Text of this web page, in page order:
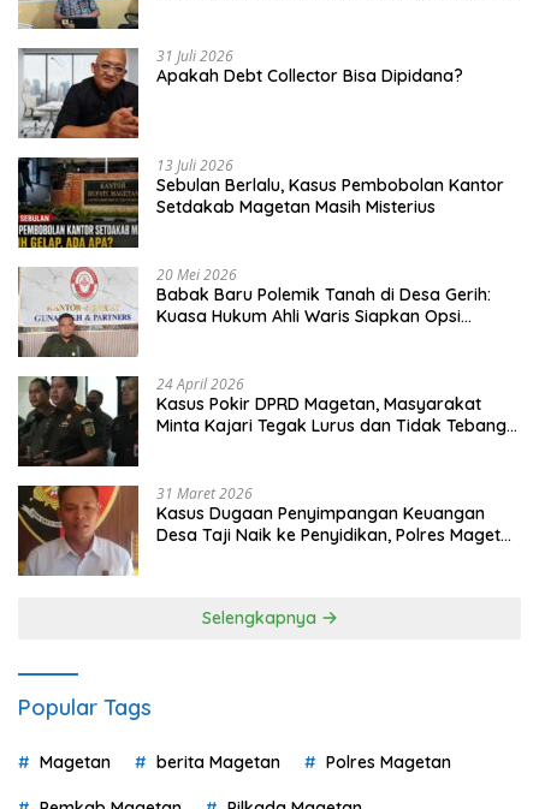
31 Juli 2026
Apakah Debt Collector Bisa Dipidana?
13 Juli 2026
Sebulan Berlalu, Kasus Pembobolan Kantor
Setdakab Magetan Masih Misterius
20 Mei 2026
Babak Baru Polemik Tanah di Desa Gerih:
Kuasa Hukum Ahli Waris Siapkan Opsi
24 April 2026
Kasus Pokir DPRD Magetan, Masyarakat
Minta Kajari Tegak Lurus dan Tidak Tebang
31 Maret 2026
Kasus Dugaan Penyimpangan Keuangan
Desa Taji Naik ke Penyidikan, Polres Magetan
Selengkapnya
Popular Tags
Magetan berita Magetan Polres Magetan